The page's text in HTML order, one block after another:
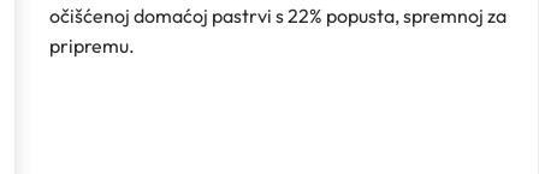
očišćenoj domaćoj pastrvi s 22% popusta, spremnoj za
pripremu.